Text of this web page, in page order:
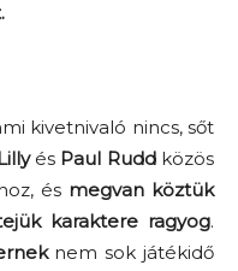
kivetnivaló nincs, sőt
és Paul Ruddközös
és megvan köztük
karaktere ragyog.
nem sok játékidő